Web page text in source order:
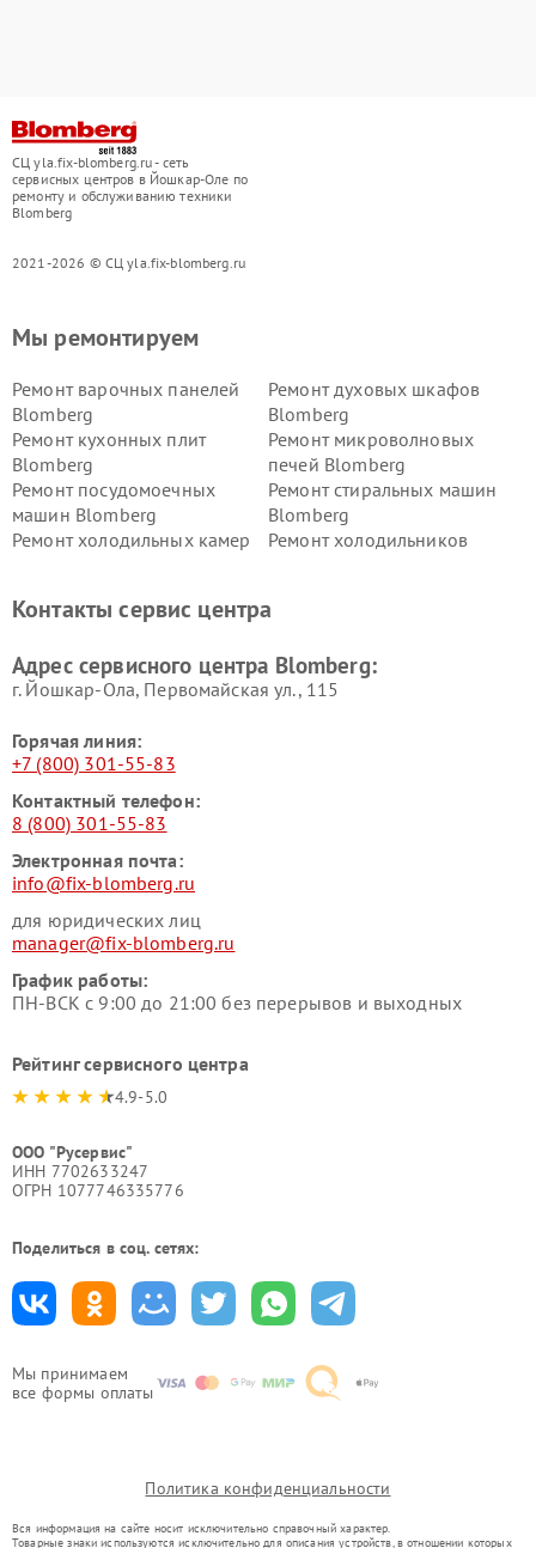
СЦ yla.fix-blomberg.ru - сеть
сервисных центров в Йошкар-Оле по
ремонту и обслуживанию техники
Blomberg
2021-2026 © СЦ yla.fix-blomberg.ru
Мы принимаем
все формы оплаты
Мы ремонтируем
Ремонт варочных панелей
Blomberg
Ремонт духовых шкафов
Blomberg
Ремонт кухонных плит
Blomberg
Ремонт микроволновых
печей Blomberg
Ремонт посудомоечных
машин Blomberg
Ремонт стиральных машин
Blomberg
Ремонт холодильных камер
Ремонт холодильников
Контакты сервис центра
Адрес сервисного центра Blomberg:
г. Йошкар-Ола, Первомайская ул., 115
Горячая линия:
+7 (800) 301-55-83
Контактный телефон:
8 (800) 301-55-83
Электронная почта:
info@fix-blomberg.ru
для юридических лиц
manager@fix-blomberg.ru
График работы:
ПН-ВСК с 9:00 до 21:00 без перерывов и выходных
Рейтинг сервисного центра
4.9-5.0
ООО "Русервис"
ИНН 7702633247
ОГРН 1077746335776
Поделиться в соц. сетях:
Политика конфиденциальности
Вся информация на сайте носит исключительно справочный характер.
Товарные знаки используются исключительно для описания устройств, в отношении которых